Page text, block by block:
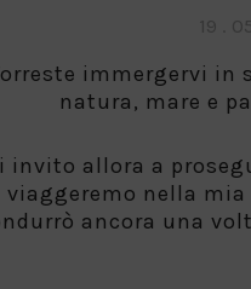
immergervi in
natura, mare e
invito allora a
viaggeremo nella mia
ancora una